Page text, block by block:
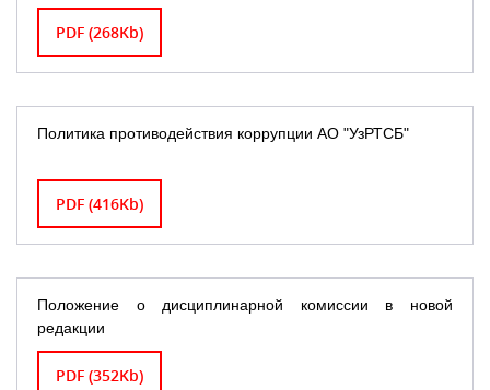
PDF (268Kb)
Политика противодействия коррупции АО "УзРТСБ"
PDF (416Kb)
Положение о дисциплинарной комиссии в новой
редакции
PDF (352Kb)